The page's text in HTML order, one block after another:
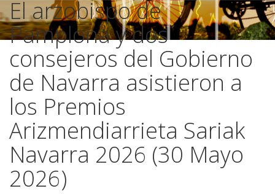
El arzobispo de
Pamplona y dos
consejeros del Gobierno
de Navarra asistieron a
los Premios
Arizmendiarrieta Sariak
Navarra 2026 (30 Mayo
2026)